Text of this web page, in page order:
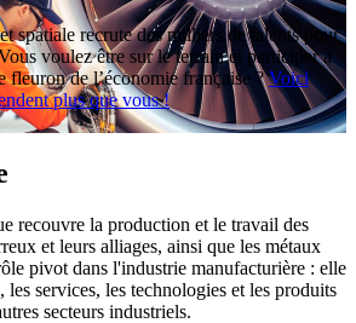
spatiale recrute des milliers de talents pour
voulez être sur le terrain et participer à
fleuron de l’économie française ?Voici
plus que vous !
recouvre la production et le travail des
et leurs alliages, ainsi que les métaux
pivot dans l'industrie manufacturière : elle
les services, les technologies et les produits
secteurs industriels.